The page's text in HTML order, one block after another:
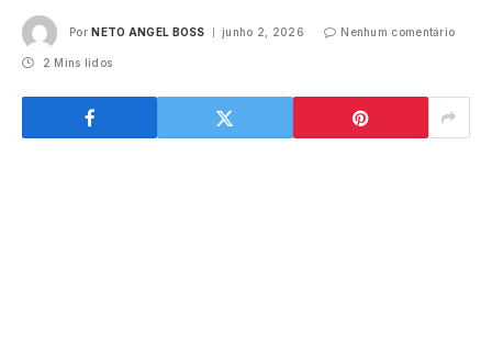
Por NETO ANGEL BOSS junho 2, 2026 Nenhum comentário
2 Mins lidos